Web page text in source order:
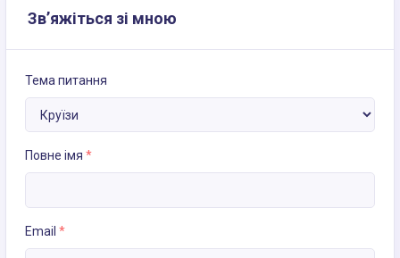
Зв’яжіться зі мною
Тема питання
Повне імя *
Email *